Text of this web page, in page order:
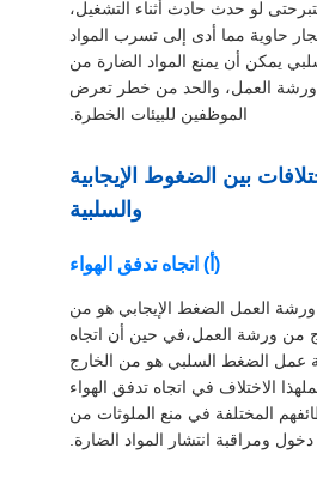
لو حدث حادث أثناء التشغيل،
حاوية مما أدى إلى تسرب المواد
يمكن أن يمنع المواد الضارة من
العمل، والحد من خطر تعرض
الموظفين للبيئات الخطرة.
بين الضغوط الإيجابية
والسلبية
(أ) اتجاه تدفق الهواء
ورشة العمل الضغط الإيجابي هو من
من ورشة العمل،في حين أن اتجاه
عمل الضغط السلبي هو من الخارج
الاختلاف في اتجاه تدفق الهواء
المختلفة في منع الملوثات من
دخول ومراقبة انتشار المواد الضارة.